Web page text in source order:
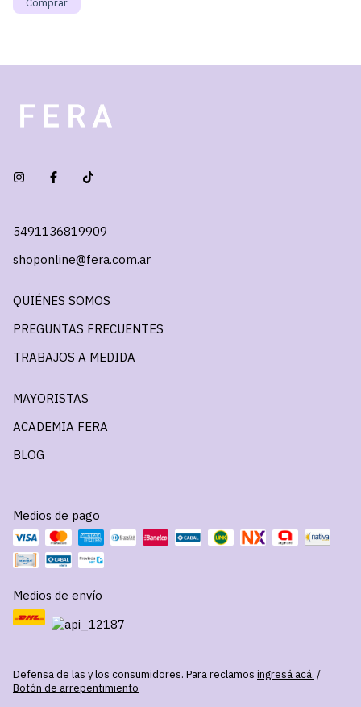
5491136819909
shoponline@fera.com.ar
QUIÉNES SOMOS
PREGUNTAS FRECUENTES
TRABAJOS A MEDIDA
MAYORISTAS
ACADEMIA FERA
BLOG
Medios de pago
Medios de envío
Defensa de las y los consumidores. Para reclamos ingresá acá. /
Botón de arrepentimiento